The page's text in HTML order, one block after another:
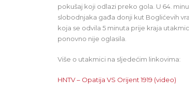
pokušaj koji odlazi preko gola. U 64.
slobodnjaka gađa donji kut Boglićevih
koja se odvila 5 minuta prije kraja
ponovno nije oglasila.
Više o utakmici na sljedećim linkovima:
HNTV – Opatija VS Orijent 1919 (video)